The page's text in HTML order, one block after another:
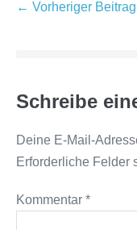
Beitragsnavigation
← Vorheriger Beitrag
Schreibe
Deine E-Mail-
Erforderliche Felder
Kommentar *